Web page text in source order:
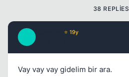
38 REPLIES
⭐ 19y
Vay vay vay gidelim bir ara.